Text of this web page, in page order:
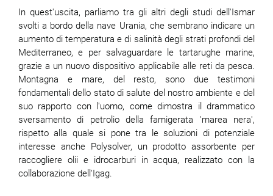
In quest'uscita, parliamo tra gli altri degli studi dell'Ismar
svolti a bordo della nave Urania, che sembrano indicare un
aumento di temperatura e di salinità degli strati profondi del
Mediterraneo, e per salvaguardare le tartarughe marine,
grazie a un nuovo dispositivo applicabile alle reti da pesca.
Montagna e mare, del resto, sono due testimoni
fondamentali dello stato di salute del nostro ambiente e del
suo rapporto con l'uomo, come dimostra il drammatico
sversamento di petrolio della famigerata 'marea nera',
rispetto alla quale si pone tra le soluzioni di potenziale
interesse anche Polysolver, un prodotto assorbente per
raccogliere olii e idrocarburi in acqua, realizzato con la
collaborazione dell'Igag.